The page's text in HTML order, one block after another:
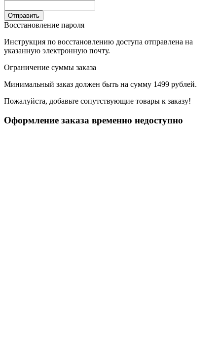
Отправить
Восстановление пароля
Инструкция по восстановлению доступа отправлена на
указанную электронную почту.
Ограничение суммы заказа
Минимальный заказ должен быть на сумму 1499 рублей.
Пожалуйста, добавьте сопутствующие товары к заказу!
Оформление заказа временно недоступно